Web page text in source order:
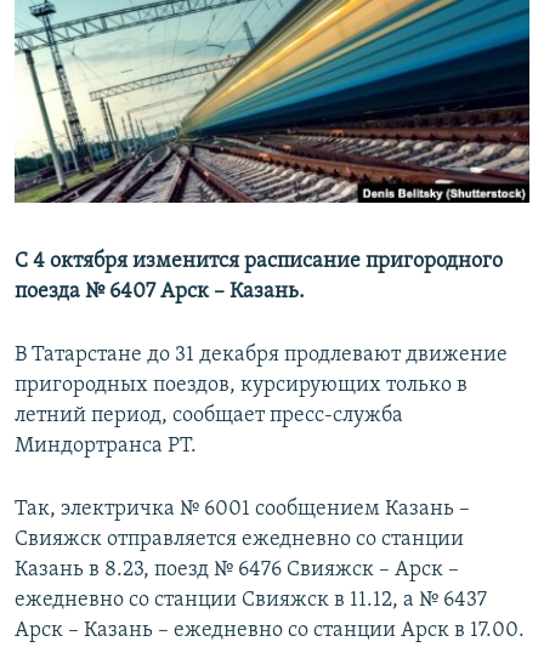
РАСПИСАНИЕ ВЕЩАНИЯ
ПОДПИШИТЕСЬ НА РАССЫЛКУ
СОЦИАЛЬНЫЕ СЕТИ
Все сайты РСЕ/РС
С 4 октября изменится расписание пригородного
поезда № 6407 Арск – Казань.
В Татарстане до 31 декабря продлевают движение
пригородных поездов, курсирующих только в
летний период, сообщает пресс-служба
Миндортранса РТ.
Так, электричка № 6001 сообщением Казань –
Свияжск отправляется ежедневно со станции
Казань в 8.23, поезд № 6476 Свияжск – Арск –
ежедневно со станции Свияжск в 11.12, а № 6437
Арск – Казань – ежедневно со станции Арск в 17.00.